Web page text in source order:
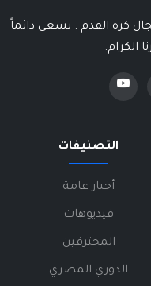
كرة القدم . نسعى دائماً
الكرام.
التصنيفات
أخبار عامة
فيديوهات
المحترفين
الدوري المصري